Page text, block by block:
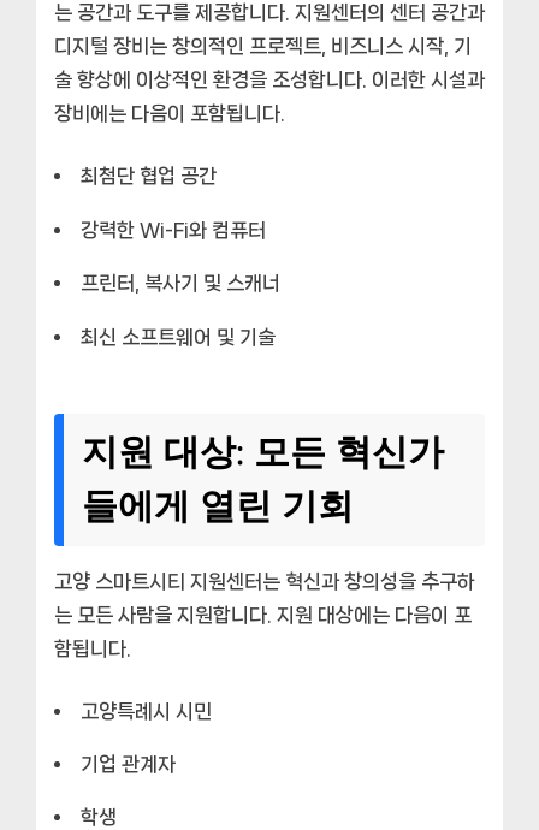
는 공간과 도구를 제공합니다. 지원센터의 센터 공간과
디지털 장비는 창의적인 프로젝트, 비즈니스 시작, 기
술 향상에 이상적인 환경을 조성합니다. 이러한 시설과
장비에는 다음이 포함됩니다.
최첨단 협업 공간
강력한 Wi-Fi와 컴퓨터
프린터, 복사기 및 스캐너
최신 소프트웨어 및 기술
지원 대상: 모든 혁신가
들에게 열린 기회
고양 스마트시티 지원센터는 혁신과 창의성을 추구하
는 모든 사람을 지원합니다. 지원 대상에는 다음이 포
함됩니다.
고양특례시 시민
기업 관계자
학생